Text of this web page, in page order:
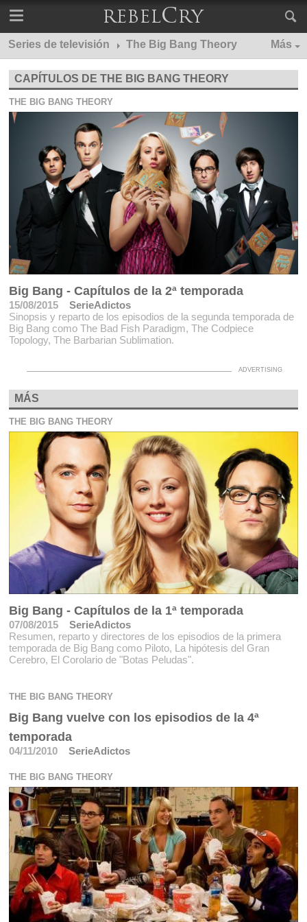
Series de televisión The Big Bang Theory Más
CAPÍTULOS DE THE BIG BANG THEORY
THE BIG BANG THEORY
Big Bang - Capítulos de la 2ª temporada
15/08/2015
SerieAdictos
Sinopsis y reparto de los episodios de la segunda temporada de
Big Bang como The Bad Fish Paradigm, The Codpiece
Topology, The Barbarian Sublimation.
MÁS
THE BIG BANG THEORY
Big Bang - Capítulos de la 1ª temporada
07/08/2015
SerieAdictos
Resumen, reparto y directores de los episodios de la primera
temporada de Big Bang como Piloto, La hipótesis del Gran
Cerebro, El Corolario de "Botas Peludas".
THE BIG BANG THEORY
Big Bang vuelve con los episodios de la 4ª
temporada
04/11/2010 SerieAdictos
THE BIG BANG THEORY